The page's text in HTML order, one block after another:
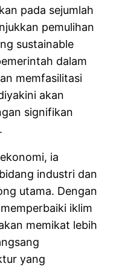
pada sejumlah
pemulihan
sustainable
dalam
memfasilitasi
akan
signifikan
ia
industri dan
utama. Dengan
iklim
memikat lebih
yang